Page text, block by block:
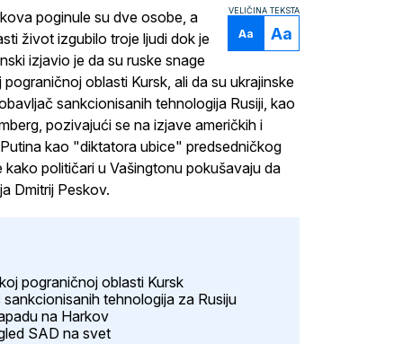
VELIČINA TEKSTA
Aa Aa
poginule su dve osobe, a
život izgubilo troje ljudi dok je
izjavio je da su ruske snage
oblasti Kursk, ali da su ukrajinske
sankcionisanih tehnologija Rusiji, kao
pozivajući se na izjave američkih i
Putina kao "diktatora ubice" predsedničkog
kako političari u Vašingtonu pokušavaju da
Dmitrij Peskov.
pograničnoj oblasti Kursk
tehnologija za Rusiju
na Harkov
SAD na svet